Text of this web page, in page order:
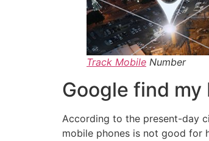
Track Mobile Number
Google find my
According to the present-day
mobile phones is not good for